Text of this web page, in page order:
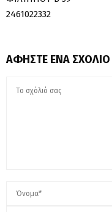
2461022332
ΑΦΉΣΤΕ ΈΝΑ ΣΧΌΛΙΟ